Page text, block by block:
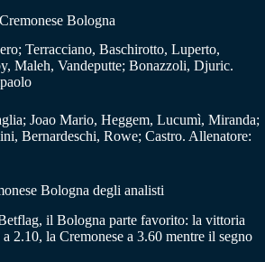
Bologna
Terracciano, Baschirotto, Luperto,
Maleh, Vandeputte; Bonazzoli, Djuric.
Joao Mario, Heggem, Lucumì, Miranda;
Bernardeschi, Rowe; Castro. Allenatore:
Bologna degli analisti
il Bologna parte favorito: la vittoria
2.10, la Cremonese a 3.60 mentre il segno